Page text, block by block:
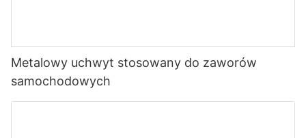
Metalowy uchwyt stosowany do zaworów
samochodowych